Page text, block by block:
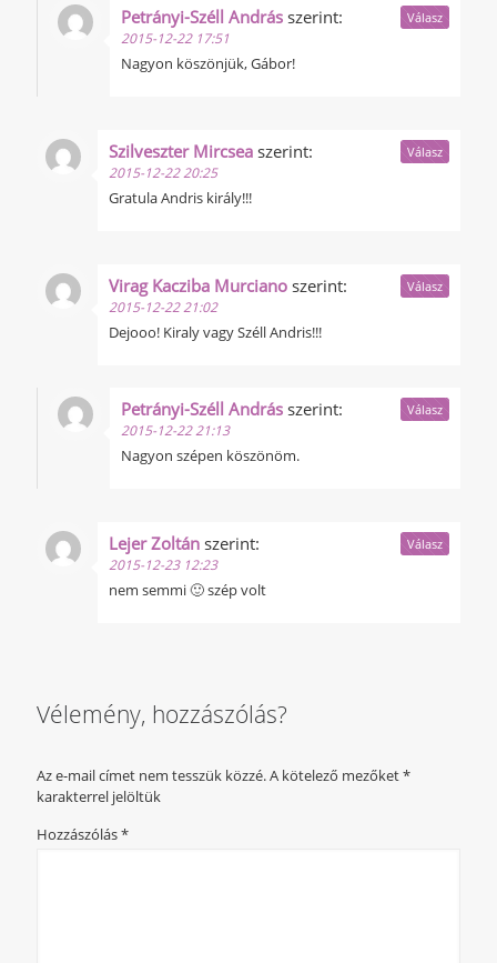
Petrányi-Széll András szerint:
2015-12-22 17:51
Nagyon köszönjük, Gábor!
Válasz
Szilveszter Mircsea szerint:
2015-12-22 20:25
Gratula Andris király!!!
Válasz
Virag Kacziba Murciano szerint:
2015-12-22 21:02
Dejooo! Kiraly vagy Széll Andris!!!
Válasz
Petrányi-Széll András szerint:
2015-12-22 21:13
Nagyon szépen köszönöm.
Válasz
Lejer Zoltán szerint:
2015-12-23 12:23
nem semmi 🙂 szép volt
Válasz
Vélemény, hozzászólás?
Az e-mail címet nem tesszük közzé.A kötelező mezőket*
karakterrel jelöltük
Hozzászólás*